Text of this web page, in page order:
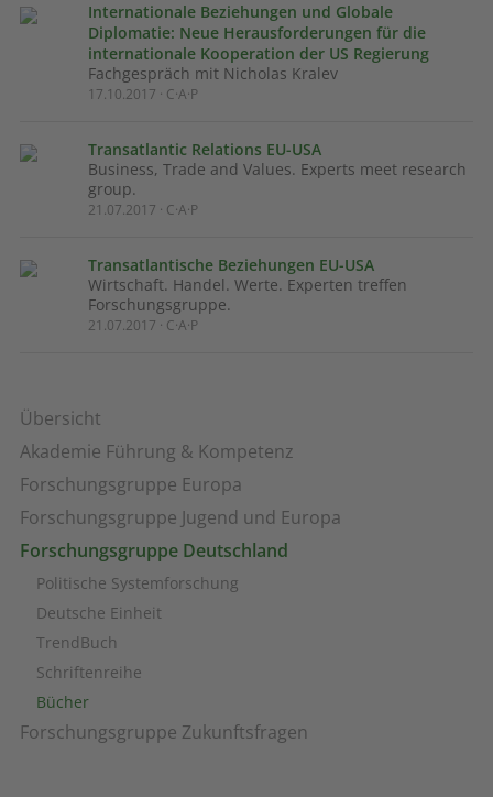
Übersicht
Akademie Führung & Kompetenz
Forschungsgruppe Europa
Forschungsgruppe Jugend und Europa
Forschungsgruppe Deutschland
Politische Systemforschung
Deutsche Einheit
TrendBuch
Schriftenreihe
Bücher
Forschungsgruppe Zukunftsfragen
Internationale Beziehungen und Globale
Diplomatie: Neue Herausforderungen für die
internationale Kooperation der US Regierung
Fachgespräch mit Nicholas Kralev
17.10.2017 · C·A·P
Transatlantic Relations EU-USA
Business, Trade and Values. Experts meet research
group.
21.07.2017 · C·A·P
Transatlantische Beziehungen EU-USA
Wirtschaft. Handel. Werte. Experten treffen
Forschungsgruppe.
21.07.2017 · C·A·P